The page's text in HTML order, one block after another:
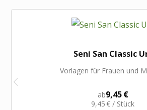
Seni San Classic
Vorlagen für Frauen und
ab9,45 €
9,45 € / Stück